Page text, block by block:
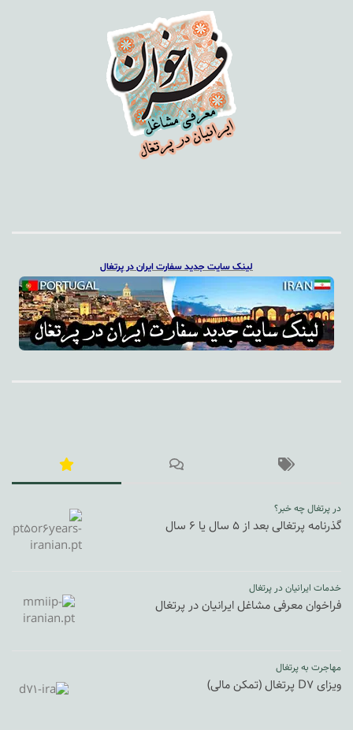
لینک سایت جدید سفارت ایران در پرتغال
در پرتغال چه خبر؟
گذرنامه پرتغالی بعد از ۵ سال یا ۶ سال
خدمات ایرانیان در پرتغال
فراخوان معرفی مشاغل ایرانیان در پرتغال
مهاجرت به پرتغال
ویزای D7 پرتغال (تمکن مالی)